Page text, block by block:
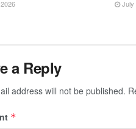
July
a Reply
address will not be published.
*